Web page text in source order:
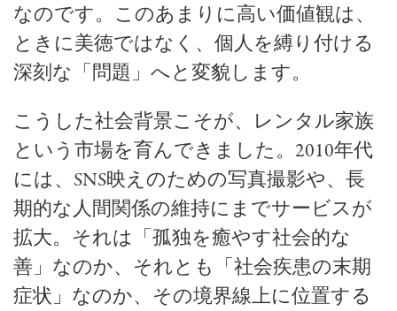
なのです。このあまりに高い価値観は、
ときに美徳ではなく、個人を縛り付ける
深刻な「問題」へと変貌します。
こうした社会背景こそが、レンタル家族
という市場を育んできました。2010年代
には、SNS映えのための写真撮影や、長
期的な人間関係の維持にまでサービスが
拡大。それは「孤独を癒やす社会的な
善」なのか、それとも「社会疾患の末期
症状」なのか、その境界線上に位置する